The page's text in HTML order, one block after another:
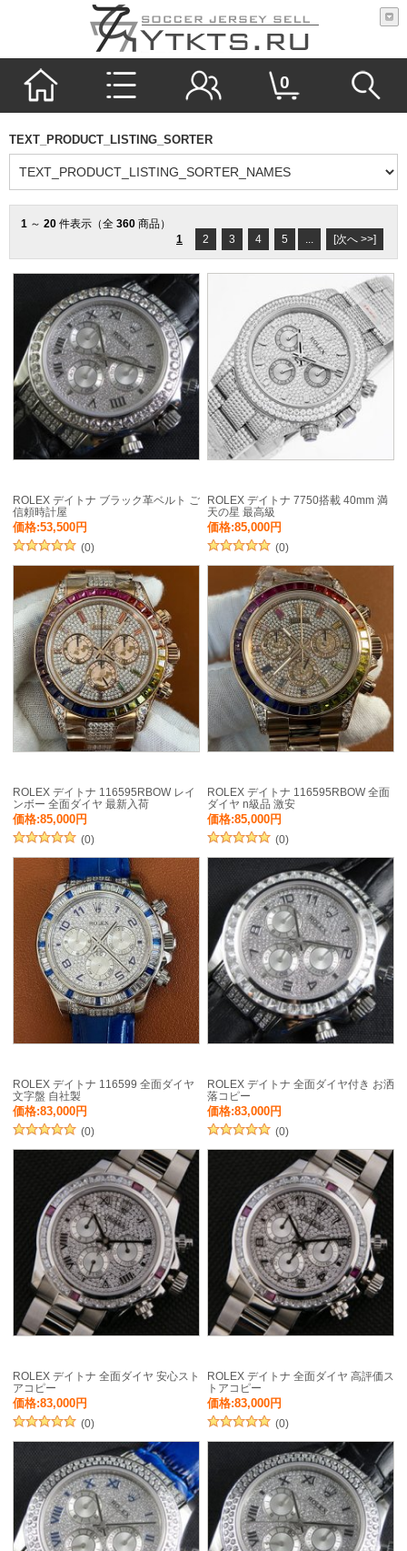
0
TEXT_PRODUCT_LISTING_SORTER
1 ～ 20 件表示（全 360 商品）
1
2 3 4 5 ... [次へ >>]
ROLEX デイトナ ブラック革ベルト ご
信頼時計屋
価格:53,500円
(0)
ROLEX デイトナ 7750搭載 40mm 満
天の星 最高級
価格:85,000円
(0)
ROLEX デイトナ 116595RBOW レイ
ンボー 全面ダイヤ 最新入荷
価格:85,000円
(0)
ROLEX デイトナ 116595RBOW 全面
ダイヤ n級品 激安
価格:85,000円
(0)
ROLEX デイトナ 116599 全面ダイヤ
文字盤 自社製
価格:83,000円
(0)
ROLEX デイトナ 全面ダイヤ付き お洒
落コピー
価格:83,000円
(0)
ROLEX デイトナ 全面ダイヤ 安心スト
アコピー
価格:83,000円
(0)
ROLEX デイトナ 全面ダイヤ 高評価ス
トアコピー
価格:83,000円
(0)